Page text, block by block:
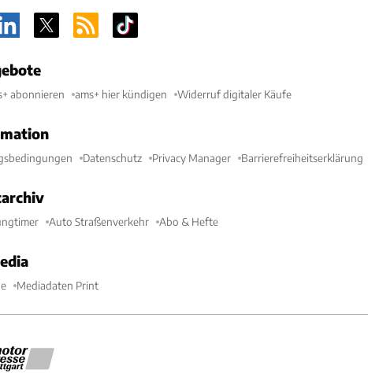
abonnieren ams+ hier kündigen Widerruf digitaler Käufe
Datenschutz Privacy Manager Barrierefreiheitserklärung
Auto Straßenverkehr Abo & Hefte
Mediadaten Print